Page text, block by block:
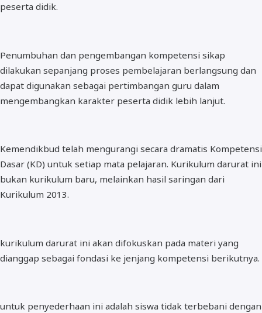
peserta didik.
Penumbuhan dan pengembangan kompetensi sikap
dilakukan sepanjang proses pembelajaran berlangsung dan
dapat digunakan sebagai pertimbangan guru dalam
mengembangkan karakter peserta didik lebih lanjut.
Kemendikbud telah mengurangi secara dramatis Kompetensi
Dasar (KD) untuk setiap mata pelajaran. Kurikulum darurat ini
bukan kurikulum baru, melainkan hasil saringan dari
Kurikulum 2013.
kurikulum darurat ini akan difokuskan pada materi yang
dianggap sebagai fondasi ke jenjang kompetensi berikutnya.
untuk penyederhaan ini adalah siswa tidak terbebani dengan